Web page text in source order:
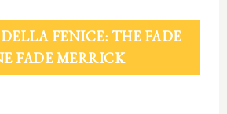
FENICE: THE FADE
FADE MERRICK